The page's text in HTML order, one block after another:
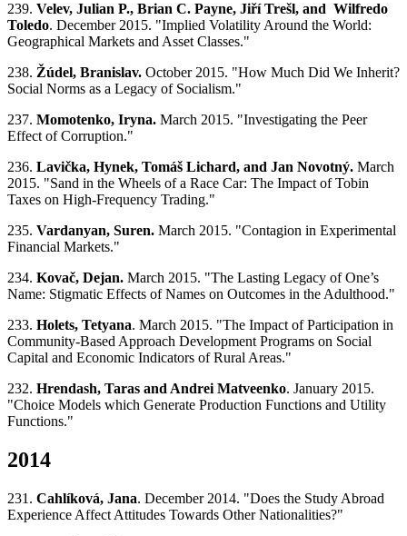
239. Velev, Julian P., Brian C. Payne, Jiří Trešl, and Wilfredo
Toledo. December 2015. "Implied Volatility Around the World:
Geographical Markets and Asset Classes."
238. Žúdel, Branislav. October 2015. "How Much Did We Inherit?
Social Norms as a Legacy of Socialism."
237. Momotenko, Iryna. March 2015. "Investigating the Peer
Effect of Corruption."
236. Lavička, Hynek, Tomáš Lichard, and Jan Novotný. March
2015. "Sand in the Wheels of a Race Car: The Impact of Tobin
Taxes on High-Frequency Trading."
235. Vardanyan, Suren. March 2015. "Contagion in Experimental
Financial Markets."
234. Kovač, Dejan. March 2015. "The Lasting Legacy of One’s
Name: Stigmatic Effects of Names on Outcomes in the Adulthood."
233. Holets, Tetyana. March 2015. "The Impact of Participation in
Community-Based Approach Development Programs on Social
Capital and Economic Indicators of Rural Areas."
232. Hrendash, Taras and Andrei Matveenko. January 2015.
"Choice Models which Generate Production Functions and Utility
Functions."
2014
231. Cahlíková, Jana. December 2014. "Does the Study Abroad
Experience Affect Attitudes Towards Other Nationalities?"